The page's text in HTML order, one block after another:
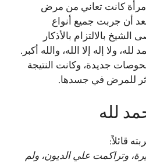
كانت تعاني من مرض
أن جربت جميع أنواع
بالالتزام بالأذكار
ولا إله إلا الله، والله أكبر.
جديدة، وكانت النتيجة
للمرض في جسدها.
لله
قائلاً:
وتراكمت علي الديون، ولم